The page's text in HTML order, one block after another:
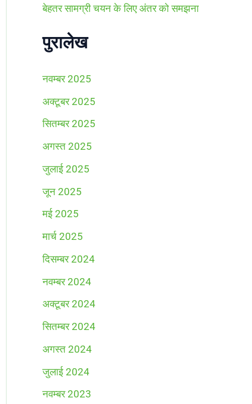
बेहतर सामग्री चयन के लिए अंतर को समझना
पुरालेख
नवम्बर 2025
अक्टूबर 2025
सितम्बर 2025
अगस्त 2025
जुलाई 2025
जून 2025
मई 2025
मार्च 2025
दिसम्बर 2024
नवम्बर 2024
अक्टूबर 2024
सितम्बर 2024
अगस्त 2024
जुलाई 2024
नवम्बर 2023